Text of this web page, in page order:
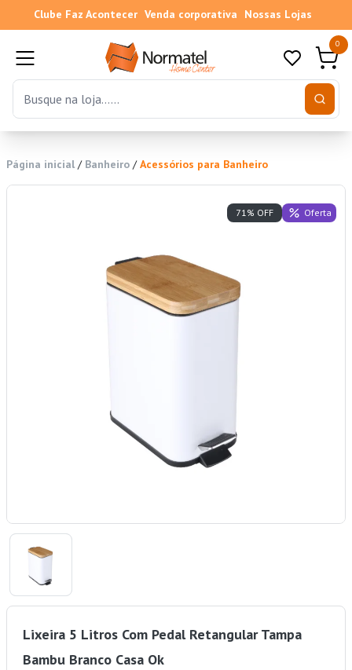
Clube Faz Acontecer Venda corporativa Nossas Lojas
0
Página inicial / Banheiro /Acessórios para Banheiro
71% OFF Oferta
Lixeira 5 Litros Com Pedal Retangular Tampa
Bambu Branco Casa Ok